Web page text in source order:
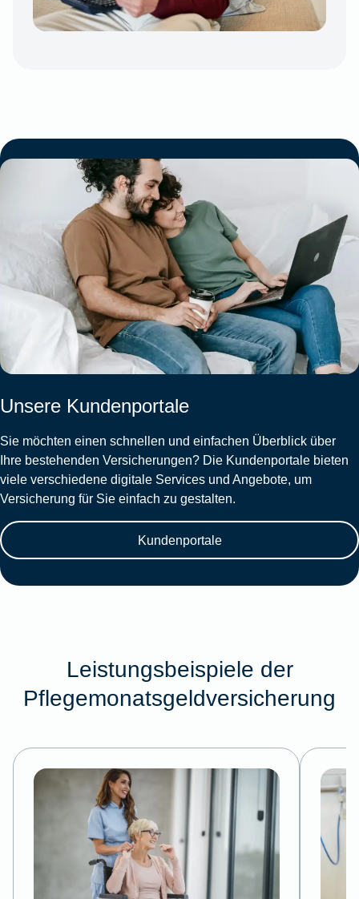
Unsere Kundenportale
Sie möchten einen schnellen und einfachen Überblick über
Ihre bestehenden Versicherungen? Die Kundenportale bieten
viele verschiedene digitale Services und Angebote, um
Versicherung für Sie einfach zu gestalten.
Kundenportale
Leistungsbeispiele der
Pflegemonatsgeldversicherung